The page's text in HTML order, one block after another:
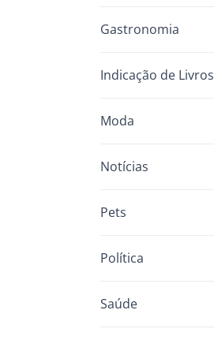
Gastronomia
Indicação de Livros
Moda
Notícias
Pets
Política
Saúde